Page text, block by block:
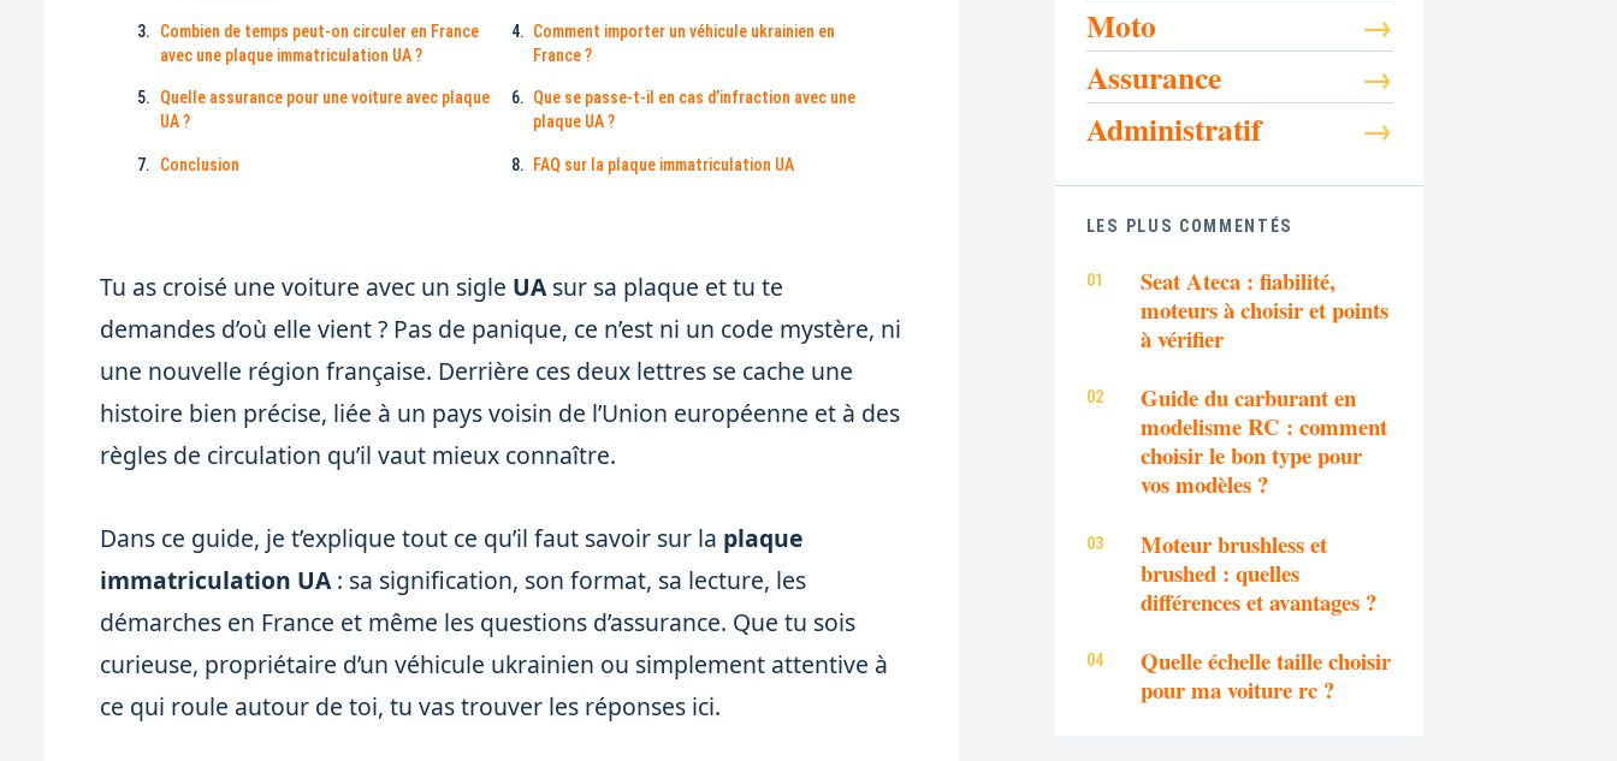
Combien de temps peut-on circuler en France
avec une plaque immatriculation UA ?
Comment importer un véhicule ukrainien en
France ?
Quelle assurance pour une voiture avec plaque
UA ?
Que se passe-t-il en cas d’infraction avec une
plaque UA ?
Conclusion FAQ sur la plaque immatriculation UA
Tu as croisé une voiture avec un sigle UAsur sa plaque et tu te
demandes d’où elle vient ? Pas de panique, ce n’est ni un code mystère, ni
une nouvelle région française. Derrière ces deux lettres se cache une
histoire bien précise, liée à un pays voisin de l’Union européenne et à des
règles de circulation qu’il vaut mieux connaître.
Dans ce guide, je t’explique tout ce qu’il faut savoir sur la plaque
immatriculation UA: sa signification, son format, sa lecture, les
démarches en France et même les questions d’assurance. Que tu sois
curieuse, propriétaire d’un véhicule ukrainien ou simplement attentive à
ce qui roule autour de toi, tu vas trouver les réponses ici.
Moto
Assurance
Administratif
LES PLUS COMMENTÉS
Seat Ateca : fiabilité,
moteurs à choisir et points
à vérifier
Guide du carburant en
modelisme RC : comment
choisir le bon type pour
vos modèles ?
Moteur brushless et
brushed : quelles
différences et avantages ?
Quelle échelle taille choisir
pour ma voiture rc ?